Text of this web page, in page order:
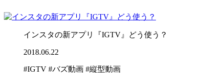
インスタの新アプリ『IGTV』どう使う？
2018.06.22
#IGTV #バズ動画 #縦型動画